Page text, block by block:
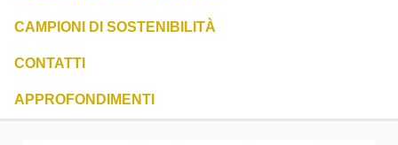
CAMPIONI DI SOSTENIBILITÀ
CONTATTI
APPROFONDIMENTI